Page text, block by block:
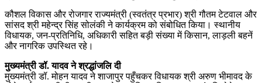
कौशल विकास और रोजगार राज्यमंत्री (स्वतंत्र प्रभार) श्री गौतम टेटवाल और
सांसद श्री महेन्द्र सिंह सोलंकी ने कार्यक्रम को संबोधित किया। स्थानीय
विधायक, जन-प्रतिनिधि, अधिकारी सहित बड़ी संख्या में किसान, लाड़ली बहनें
और नागरिक उपस्थित रहे।
मुख्यमंत्री डॉ. यादव ने श्रद्धांजलि दी
मुख्यमंत्री डॉ. मोहन यादव ने शाजापुर पहुँचकर विधायक श्री अरुण भीमावद के